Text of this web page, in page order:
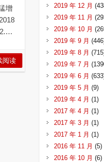
增
阅读
2019 年 12 月
2019 年 11 月
2019 年 10 月
2019 年 9 月
2019 年 8 月
2019 年 7 月
2019 年 6 月
2019 年 5 月 (9)
2019 年 4 月 (1)
2017 年 4 月 (1)
2017 年 3 月 (1)
2017 年 1 月 (1)
2016 年 11 月 (5)
2016 年 10 月 (6)